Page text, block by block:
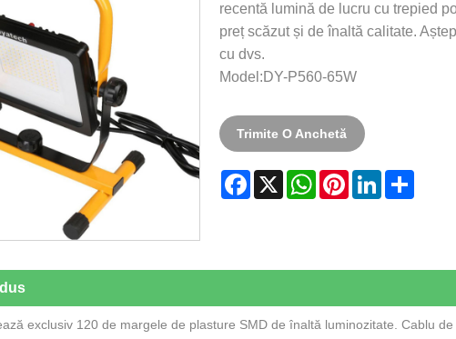
recentă lumină de lucru cu trepied
preț scăzut și de înaltă calitate.
cu dvs.
Model:DY-P560-65W
Trimite O Anchetă
Facebook
X WhatsApp
PinterestLinkedInShare
exclusiv 120 de margele de plasture SMD de înaltă luminozitate. Cablu